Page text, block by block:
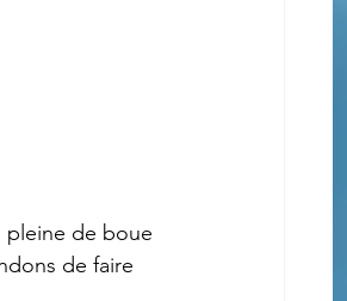
pleine de boue
de faire